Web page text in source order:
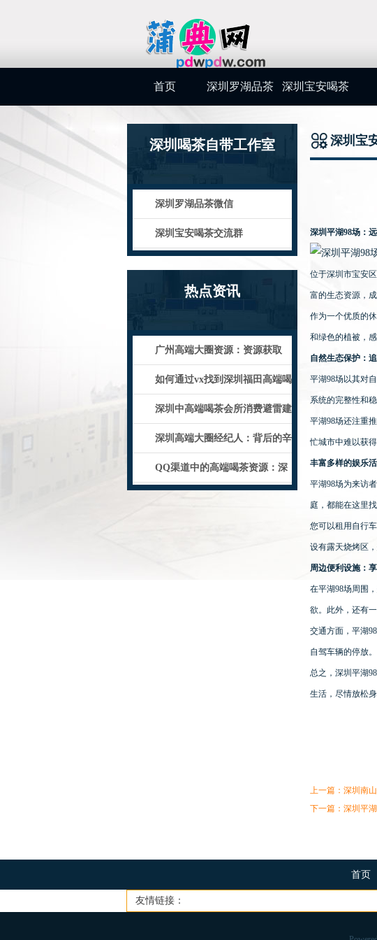
首页 深圳罗湖品茶
微信
深圳宝安喝茶
深圳喝茶自带工作室
深圳罗湖品茶微信
深圳宝安喝茶交流群
热点资讯
‌广州高端大圈资源‌：资源获取
的“人如何通过vx找到深圳福田高端喝
茶资源深圳中高端喝茶会所消费避雷建
深圳高端大圈经纪人：背后的辛
酸与荣耀QQ渠道中的高端喝茶资源：深
深圳宝
深圳平湖98场：
位于深圳市宝安
富的生态资源，
作为一个优质的
和绿色的植被，
自然生态保护：
平湖98场以其对
系统的完整性和
平湖98场还注重
忙城市中难以获
丰富多样的娱乐
平湖98场为来访
庭，都能在这里
您可以租用自行
设有露天烧烤区
周边便利设施：
在平湖98场周围
欲。此外，还有
交通方面，平湖
自驾车辆的停放。
总之，深圳平湖
生活，尽情放松
上一篇： 深圳南
下一篇： 深圳平
首页
友情链接：